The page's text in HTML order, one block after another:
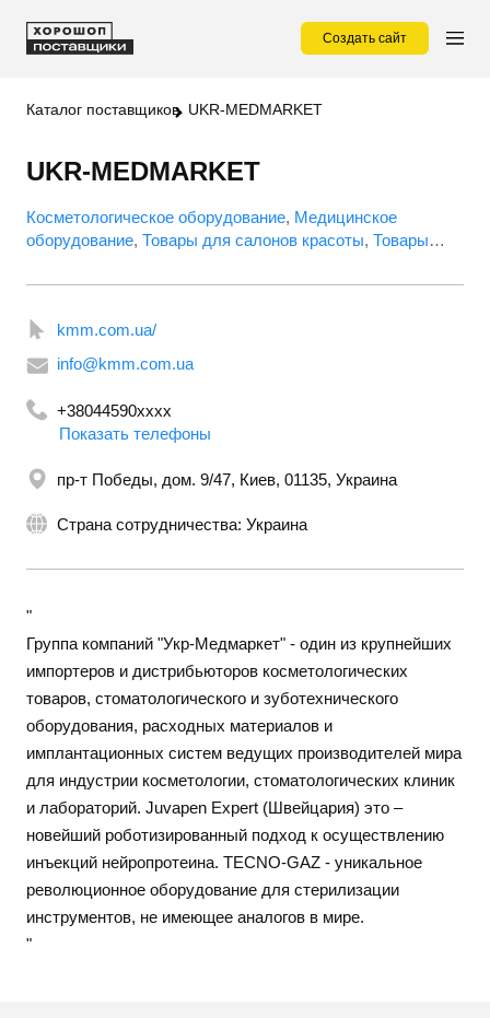
Создать сайт
Каталог поставщиков UKR-MEDMARKET
UKR-MEDMARKET
Косметологическое оборудование Медицинское
оборудование Товары для салонов красоты Товары
kmm.com.ua/
info@kmm.com.ua
+38044590xxxx
Показать телефоны
пр-т Победы, дом. 9/47, Киев, 01135, Украина
Страна сотрудничества: Украина
"
Группа компаний "Укр-Медмаркет" - один из крупнейших
импортеров и дистрибьюторов косметологических
товаров, стоматологического и зуботехнического
оборудования, расходных материалов и
имплантационных систем ведущих производителей мира
для индустрии косметологии, стоматологических клиник
и лабораторий. Juvapen Expert (Швейцария) это –
новейший роботизированный подход к осуществлению
инъекций нейропротеина. TECNO-GAZ - уникальное
революционное оборудование для стерилизации
инструментов, не имеющее аналогов в мире.
"